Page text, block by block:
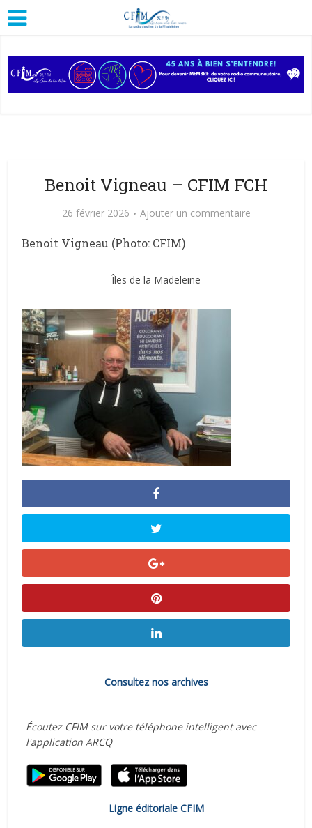
Benoit Vigneau – CFIM FCH
26 février 2026 Ajouter un commentaire
Benoit Vigneau (Photo: CFIM)
Îles de la Madeleine
Consultez nos archives
Écoutez CFIM sur votre téléphone intelligent avec
l'application ARCQ
Ligne éditoriale CFIM